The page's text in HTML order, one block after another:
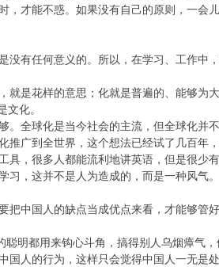
，才能不惑。如果没有自己的原则，一会
没有任何意义的。所以，在学习、工作中
就是花样的意思；化就是普遍的、能够为
文化。
。全球化是当今社会的主流，但全球化并
推广到全世界，这个想法已经试了几百年
，很多人都能流利地讲英语，但是很少
，这并不是人为造成的，而是一种风气。
把中国人的缺点当成优点来看，才能够管
聪明都用来钩心斗角，搞得别人乌烟瘴气
国人的行为，这样只会觉得中国人一无是